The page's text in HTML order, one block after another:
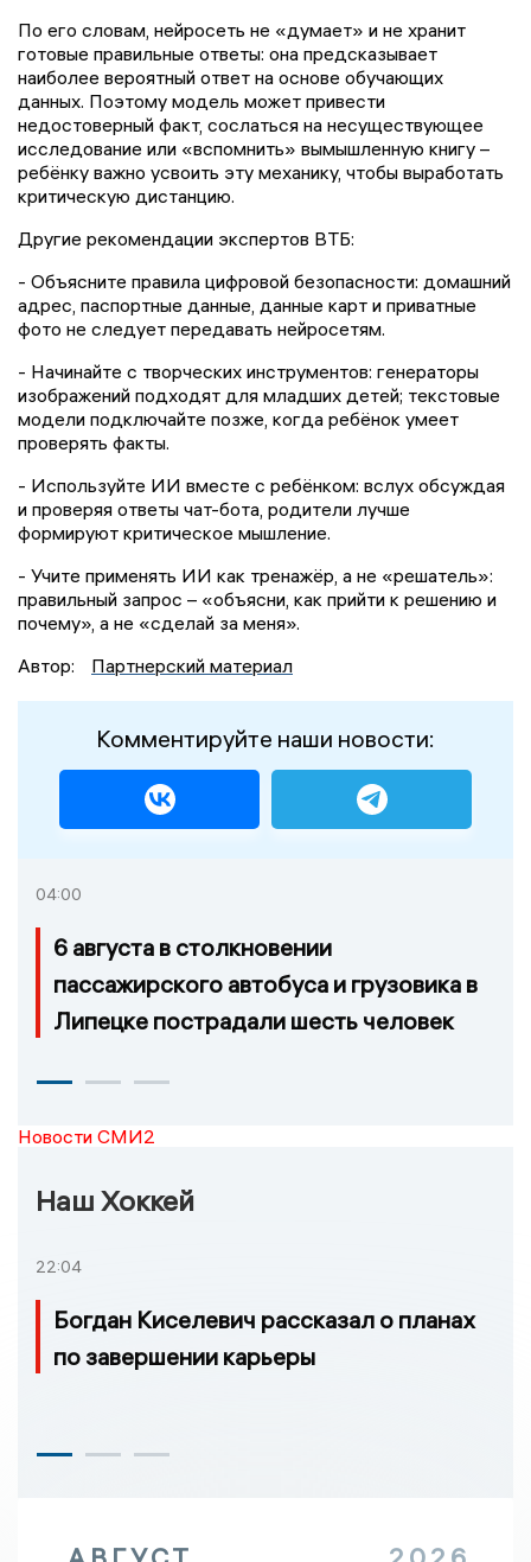
По его словам, нейросеть не «думает» и не хранит
готовые правильные ответы: она предсказывает
наиболее вероятный ответ на основе обучающих
данных. Поэтому модель может привести
недостоверный факт, сослаться на несуществующее
исследование или «вспомнить» вымышленную книгу –
ребёнку важно усвоить эту механику, чтобы выработать
критическую дистанцию.
Другие рекомендации экспертов ВТБ:
- Объясните правила цифровой безопасности: домашний
адрес, паспортные данные, данные карт и приватные
фото не следует передавать нейросетям.
- Начинайте с творческих инструментов: генераторы
изображений подходят для младших детей; текстовые
модели подключайте позже, когда ребёнок умеет
проверять факты.
- Используйте ИИ вместе с ребёнком: вслух обсуждая
и проверяя ответы чат-бота, родители лучше
формируют критическое мышление.
- Учите применять ИИ как тренажёр, а не «решатель»:
правильный запрос – «объясни, как прийти к решению и
почему», а не «сделай за меня».
Автор:
Партнерский материал
Комментируйте наши новости:
04:00
6 августа в столкновении
пассажирского автобуса и грузовика в
Липецке пострадали шесть человек
Новости СМИ2
Наш Хоккей
22:04
Богдан Киселевич рассказал о планах
по завершении карьеры